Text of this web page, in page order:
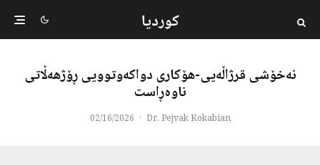
کوردیا
نەخۆشی قرژاڵەیی-هۆکاری دواکەوتوویی ڕۆژهەڵاتی
ناوەڕاست
Dr. Pejvak Kokabian
·
02/16/2026